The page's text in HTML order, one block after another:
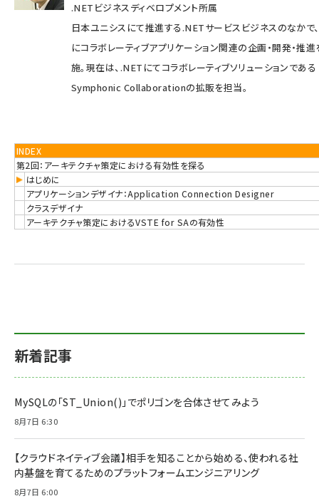
.NETビジネスディベロプメント所属
日本ユニシスにて推進する.NETサービスビジネスのなかで
にコラボレーティブアプリケーション関連の企画・開発・推
施。現在は、.NETにてコラボレーティブソリューションである
Symphonic Collaborationの拡販を担当。
INDEX
第2回：アーキテクチャ策定における有効性を探る
はじめに
アプリケーションデザイナ：Application Connection Designer
クラスデザイナ
アーキテクチャ策定におけるVSTE for SAの有効性
新着記事
MySQLの「ST_Union()」でポリゴンを合体させてみよう
8月7日 6:30
【クラウドネイティブ会議】相手を知ることから始める、使われる社
内基盤を育てるためのプラットフォームエンジニアリング
8月7日 6:00